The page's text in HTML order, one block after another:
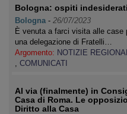
Bologna: ospiti
Bologna - 26/07/2023
È venuta a farci visita alle case
una delegazione di Fratelli…
Argomento: NOTIZIE
, COMUNICATI
Al via (finalmente) in
Casa di Roma. Le
Diritto alla Casa